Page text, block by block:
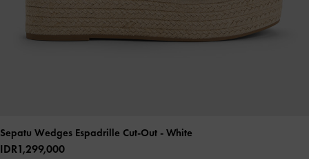
Sepatu Wedges Espadrille Cut-Out - White
IDR1,299,000